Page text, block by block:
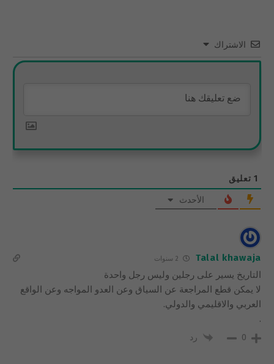
الاشتراك
1 تعليق
الأحدث
Talal khawaja
التاريخ يسير على رجلين وليس رجل واحدة
لا يمكن قطع المراجعة عن السياق وعن العدو المواجه وعن الواقع
العربي والاقليمي والدولي.
.
0 رد